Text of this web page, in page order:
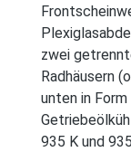
zwei
Radhäusern
unten in
935 K und